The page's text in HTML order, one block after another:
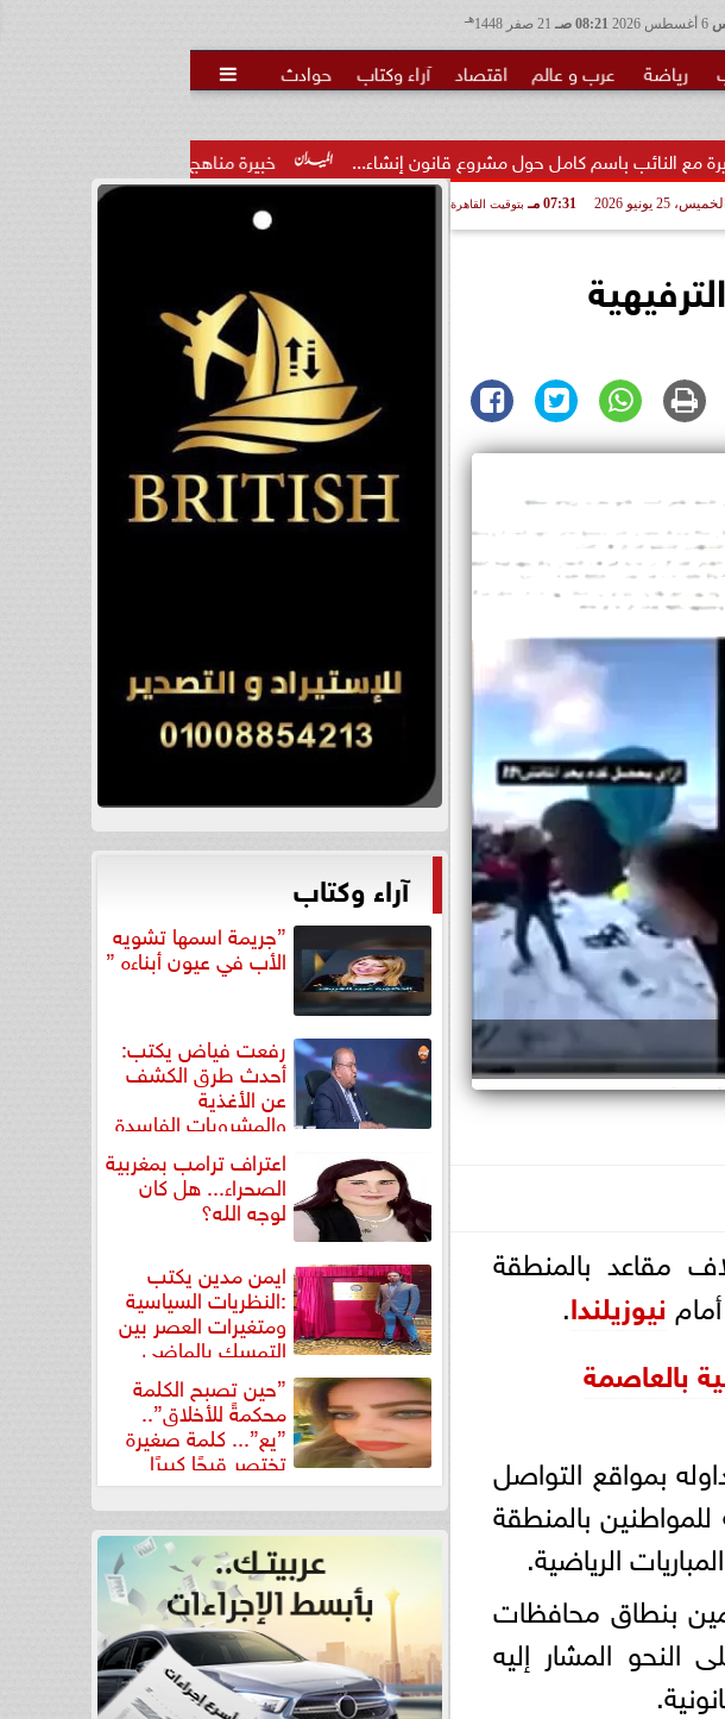
08:21 صـ هـ
رياضة عرب و عالم اقتصاد آراء وكتاب حوادث 
خبيرة مناهج: حداثة تخرج المعلمين الجدد لا تكفي.. حول مشروع قانون إنشاء...
الخميس، 25 يونيو 2026 07:31 مـ بتوقيت القاهرة
مقاعد بالمنطقة
نيوزيلندا.
بالعاصمة
بمواقع التواصل
بالمنطقة
الرياضية.
الواقعة (10 أشخاص- مقيمين بنطاق محافظات
النحو المشار إليه
آراء وكتاب
”جريمة اسمها تشويه
الأب في عيون أبناءه ”
رفعت فياض يكتب:
أحدث طرق الكشف
عن الأغذية
والمشروبات الفاسدة
اعتراف ترامب بمغربية
الصحراء... هل كان
لوجه الله؟
ايمن مدين يكتب
:النظريات السياسية
ومتغيرات العصر بين
التمسك بالماضي
ومواجهة تحديات...”حين تصبح الكلمة
محكمةً للأخلاق”..
”يع”... كلمة صغيرة
تختصر قبحًا كبيرًا